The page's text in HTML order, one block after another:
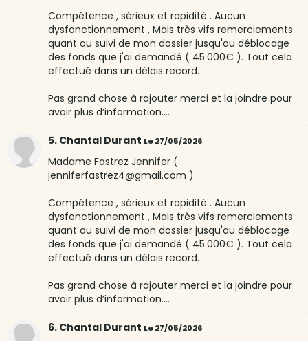
Compétence , sérieux et rapidité . Aucun
dysfonctionnement , Mais très vifs remerciements
quant au suivi de mon dossier jusqu'au déblocage
des fonds que j'ai demandé ( 45.000€ ). Tout cela
effectué dans un délais record.
Pas grand chose à rajouter merci et la joindre pour
avoir plus d’information....
5. Chantal Durant Le 27/05/2026
Madame Fastrez Jennifer (
jenniferfastrez4@gmail.com ).
Compétence , sérieux et rapidité . Aucun
dysfonctionnement , Mais très vifs remerciements
quant au suivi de mon dossier jusqu'au déblocage
des fonds que j'ai demandé ( 45.000€ ). Tout cela
effectué dans un délais record.
Pas grand chose à rajouter merci et la joindre pour
avoir plus d’information....
6. Chantal Durant Le 27/05/2026